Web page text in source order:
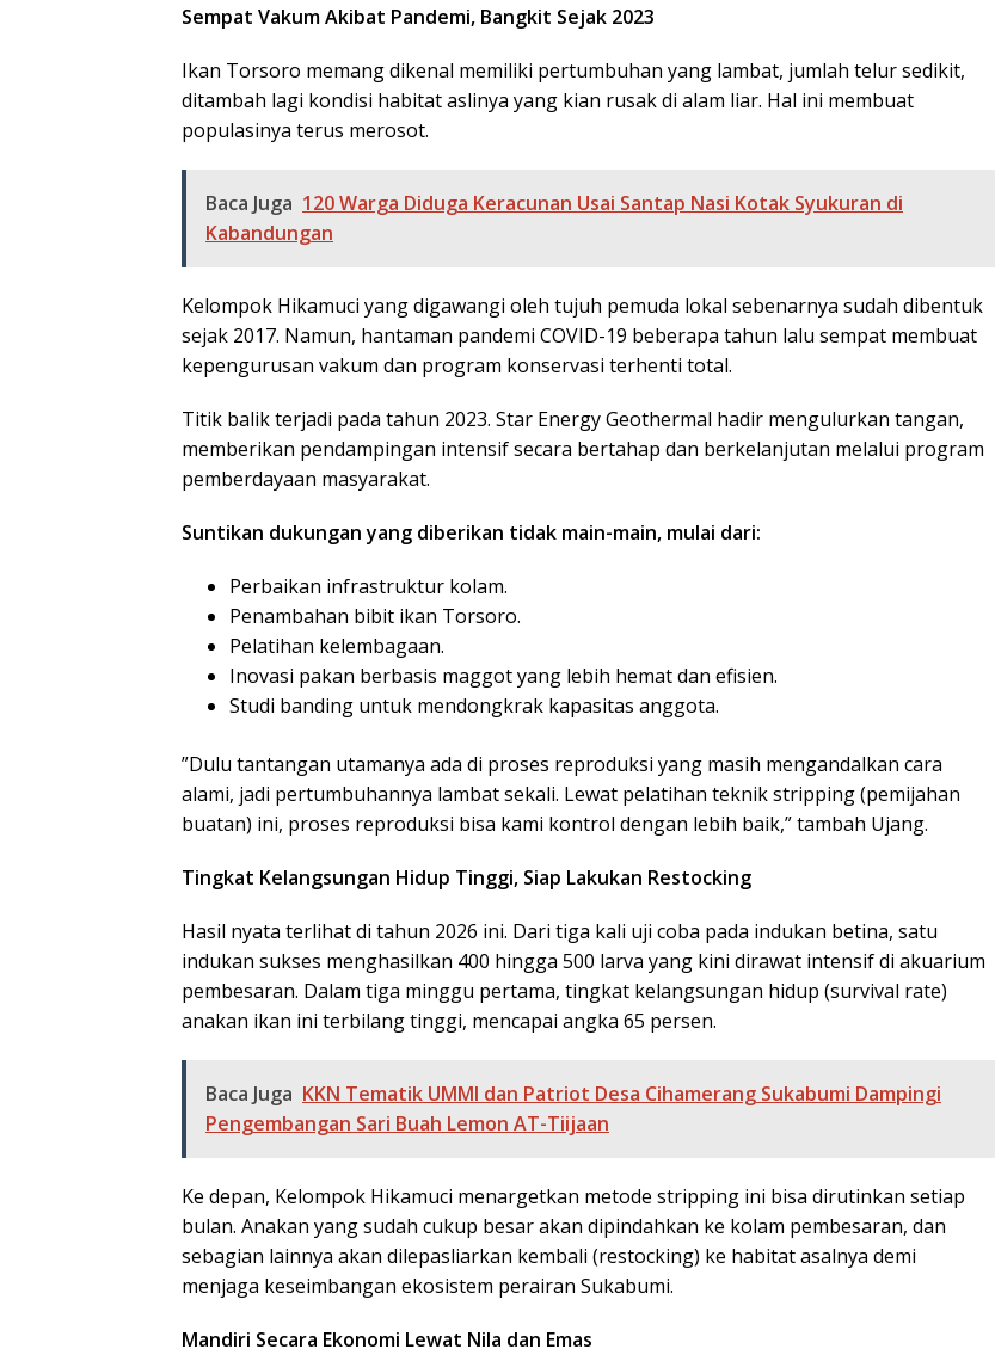
Sempat Vakum Akibat Pandemi, Bangkit Sejak 2023
​Ikan Torsoro memang dikenal memiliki pertumbuhan yang lambat, jumlah telur sedikit,
ditambah lagi kondisi habitat aslinya yang kian rusak di alam liar. Hal ini membuat
populasinya terus merosot.
Baca Juga 120 Warga Diduga Keracunan Usai Santap Nasi Kotak Syukuran di
Kabandungan
​Kelompok Hikamuci yang digawangi oleh tujuh pemuda lokal sebenarnya sudah dibentuk
sejak 2017. Namun, hantaman pandemi COVID-19 beberapa tahun lalu sempat membuat
kepengurusan vakum dan program konservasi terhenti total.
​Titik balik terjadi pada tahun 2023. Star Energy Geothermal hadir mengulurkan tangan,
memberikan pendampingan intensif secara bertahap dan berkelanjutan melalui program
pemberdayaan masyarakat.
Suntikan dukungan yang diberikan tidak main-main, mulai dari:
​Perbaikan infrastruktur kolam.
​Penambahan bibit ikan Torsoro.
​Pelatihan kelembagaan.
​Inovasi pakan berbasis maggot yang lebih hemat dan efisien.
​Studi banding untuk mendongkrak kapasitas anggota.
​”Dulu tantangan utamanya ada di proses reproduksi yang masih mengandalkan cara
alami, jadi pertumbuhannya lambat sekali. Lewat pelatihan teknik stripping (pemijahan
buatan) ini, proses reproduksi bisa kami kontrol dengan lebih baik,” tambah Ujang.
Tingkat Kelangsungan Hidup Tinggi, Siap Lakukan Restocking
​Hasil nyata terlihat di tahun 2026 ini. Dari tiga kali uji coba pada indukan betina, satu
indukan sukses menghasilkan 400 hingga 500 larva yang kini dirawat intensif di akuarium
pembesaran. Dalam tiga minggu pertama, tingkat kelangsungan hidup (survival rate)
anakan ikan ini terbilang tinggi, mencapai angka 65 persen.
Baca Juga KKN Tematik UMMI dan Patriot Desa Cihamerang Sukabumi Dampingi
Pengembangan Sari Buah Lemon AT-Tiijaan
​Ke depan, Kelompok Hikamuci menargetkan metode stripping ini bisa dirutinkan setiap
bulan. Anakan yang sudah cukup besar akan dipindahkan ke kolam pembesaran, dan
sebagian lainnya akan dilepasliarkan kembali (restocking) ke habitat asalnya demi
menjaga keseimbangan ekosistem perairan Sukabumi.
Mandiri Secara Ekonomi Lewat Nila dan Emas